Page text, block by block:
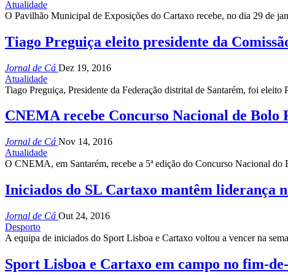
Atualidade
O Pavilhão Municipal de Exposições do Cartaxo recebe, no dia 29 de
Tiago Preguiça eleito presidente da
Jornal de Cá Dez 19, 2016
Atualidade
Tiago Preguiça, Presidente da Federação distrital de Santarém, foi
CNEMA recebe Concurso Nacional de Bolo
Jornal de Cá Nov 14, 2016
Atualidade
O CNEMA, em Santarém, recebe a 5ª edição do Concurso Nacional
Iniciados do SL Cartaxo mantêm liderança
Jornal de Cá Out 24, 2016
Desporto
A equipa de iniciados do Sport Lisboa e Cartaxo voltou a vencer na
Sport Lisboa e Cartaxo em campo no fim-